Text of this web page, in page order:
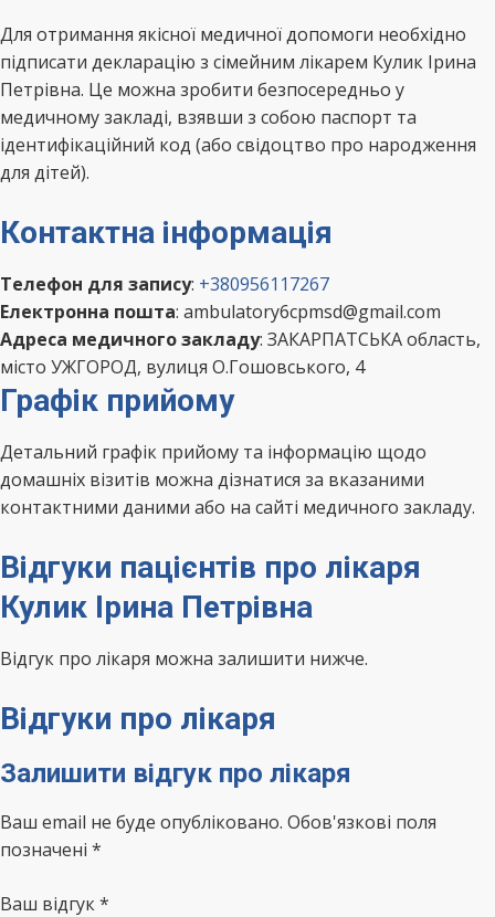
Для отримання якісної медичної допомоги необхідно
підписати декларацію з сімейним лікарем Кулик Ірина
Петрівна. Це можна зробити безпосередньо у
медичному закладі, взявши з собою паспорт та
ідентифікаційний код (або свідоцтво про народження
для дітей).
Контактна інформація
Телефон для запису: +380956117267
Електронна пошта: ambulatory6cpmsd@gmail.com
Адреса медичного закладу: ЗАКАРПАТСЬКА область,
місто УЖГОРОД, вулиця О.Гошовського, 4
Графік прийому
Детальний графік прийому та інформацію щодо
домашніх візитів можна дізнатися за вказаними
контактними даними або на сайті медичного закладу.
Відгуки пацієнтів про лікаря
Кулик Ірина Петрівна
Відгук про лікаря можна залишити нижче.
Відгуки про лікаря
Залишити відгук про лікаря
Ваш email не буде опубліковано. Обов'язкові поля
позначені *
Ваш відгук*